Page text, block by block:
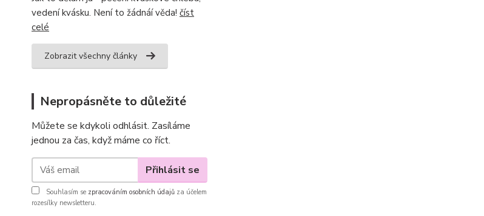
vedení kvásku. Není to žádnáí věda! číst
celé
Zobrazit všechny články
Nepropásněte to důležité
Můžete se kdykoli odhlásit. Zasíláme
jednou za čas, když máme co říct.
Přihlásit se
Souhlasím se zpracováním osobních údajů za účelem
rozesílky newsletteru.